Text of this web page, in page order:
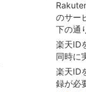
のサー
下の通
楽天ID
同時に
楽天ID
録が必